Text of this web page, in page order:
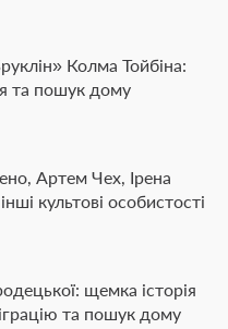
Колма Тойбіна:
та пошук дому
Артем Чех, Ірена
культові особистості
щемка історія
та пошук дому